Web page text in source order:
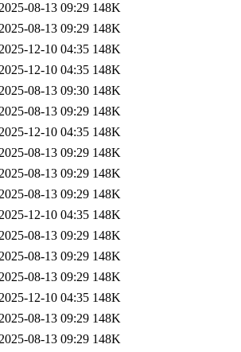
08-13 09:29 148K
08-13 09:29 148K
12-10 04:35 148K
12-10 04:35 148K
08-13 09:30 148K
08-13 09:29 148K
12-10 04:35 148K
08-13 09:29 148K
08-13 09:29 148K
08-13 09:29 148K
12-10 04:35 148K
08-13 09:29 148K
08-13 09:29 148K
08-13 09:29 148K
12-10 04:35 148K
08-13 09:29 148K
08-13 09:29 148K